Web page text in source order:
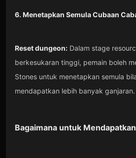
6. Menetapkan Semula Cubaan
Reset dungeon:Dalam stage
berkesukaran tinggi, pemain boleh
Stones untuk menetapkan semula
mendapatkan lebih banyak ganjaran.
Bagaimana untuk Mendapatkan